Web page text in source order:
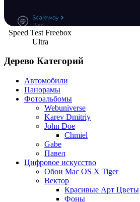
Speed Test Freebox
Ultra
Дерево Категорий
Автомобили
Панорамы
Фотоальбомы
Webuniverse
Karev Dmitriy
John Doe
Chmiel
Gabe
Павел
Цифровое искусство
Обои Mac OS X Tiger
Вектор
Красивые Арт Цветы
Фоны